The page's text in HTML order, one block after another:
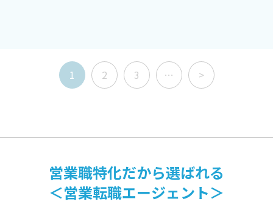
1 2 3 … >
営業職特化だから選ばれる
＜営業転職エージェント＞